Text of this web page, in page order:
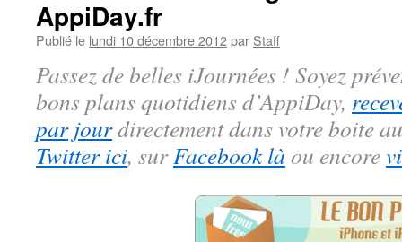
AppiDay.fr
Publié le lundi 10 décembre 2012par Staff
Passez de belles iJournées ! Soyez
bons plans quotidiens d’AppiDay,
par jourdirectement dans votre boite
Twitter ici, surFacebook là ou encore